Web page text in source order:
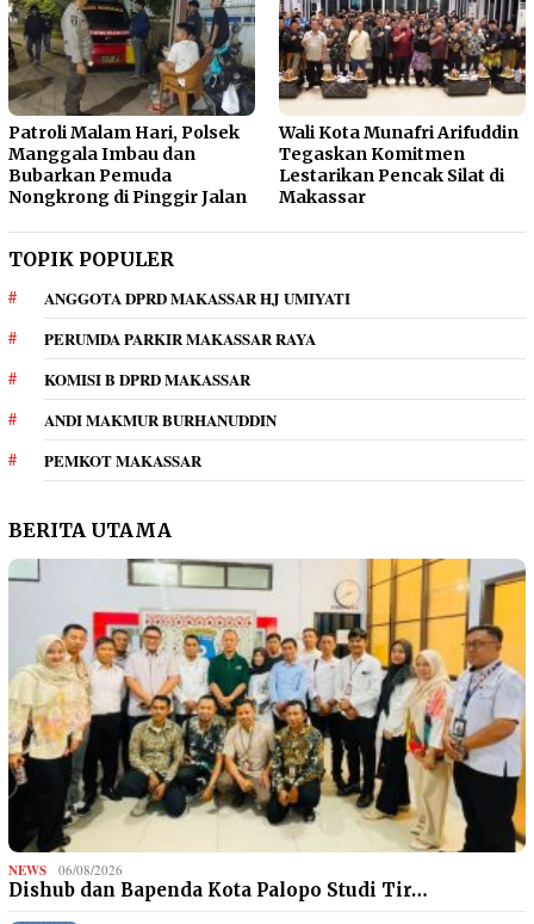
Patroli Malam Hari, Polsek
Manggala Imbau dan
Bubarkan Pemuda
Nongkrong di Pinggir Jalan
Wali Kota Munafri Arifuddin
Tegaskan Komitmen
Lestarikan Pencak Silat di
Makassar
TOPIK POPULER
ANGGOTA DPRD MAKASSAR HJ UMIYATI
PERUMDA PARKIR MAKASSAR RAYA
KOMISI B DPRD MAKASSAR
ANDI MAKMUR BURHANUDDIN
PEMKOT MAKASSAR
BERITA UTAMA
NEWS 06/08/2026
Dishub dan Bapenda Kota Palopo Studi Tir…